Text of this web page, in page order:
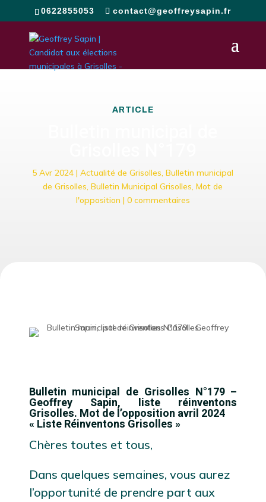
0622855053 contact@geoffreysapin.fr
ARTICLE
5 Avr 2024 |Actualité de Grisolles,Bulletin municipal
de Grisolles,Bulletin Municipal Grisolles,Mot de
l'opposition | 0 commentaires
Bulletin municipal de Grisolles N°179 –
Geoffrey Sapin, liste réinventons
Grisolles. Mot de l’opposition avril 2024
« Liste Réinventons Grisolles »
Chères toutes et tous,
Dans quelques semaines, vous aurez
l’opportunité de prendre part aux